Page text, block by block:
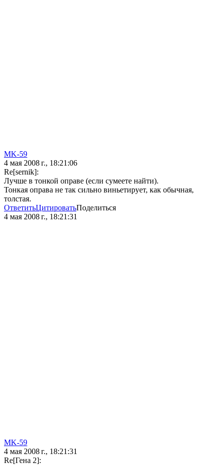
MK-59
4 мая 2008 г., 18:21:06
Re[sernik]:
Лучше в тонкой оправе (если сумеете найти).
Тонкая оправа не так сильно виньетирует, как обычная,
толстая.
ОтветитьЦитироватьПоделиться
4 мая 2008 г., 18:21:31
MK-59
4 мая 2008 г., 18:21:31
Re[Гена 2]: